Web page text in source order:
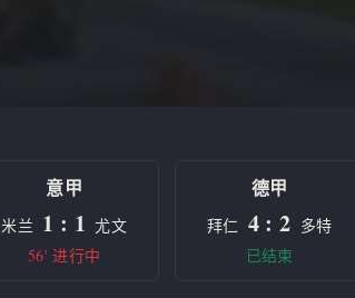
意甲
米兰 1 : 1 尤文
56' 进行中
德甲
拜仁 4 : 2 多特
已结束